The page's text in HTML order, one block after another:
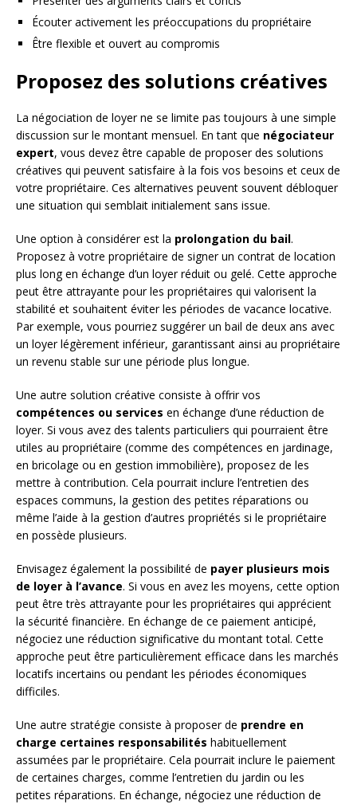
Écouter activement les préoccupations du propriétaire
Être flexible et ouvert au compromis
Proposez des solutions créatives
La négociation de loyer ne se limite pas toujours à une simple
discussion sur le montant mensuel. En tant que négociateur
expert, vous devez être capable de proposer des solutions
créatives qui peuvent satisfaire à la fois vos besoins et ceux de
votre propriétaire. Ces alternatives peuvent souvent débloquer
une situation qui semblait initialement sans issue.
Une option à considérer est la prolongation du bail.
Proposez à votre propriétaire de signer un contrat de location
plus long en échange d’un loyer réduit ou gelé. Cette approche
peut être attrayante pour les propriétaires qui valorisent la
stabilité et souhaitent éviter les périodes de vacance locative.
Par exemple, vous pourriez suggérer un bail de deux ans avec
un loyer légèrement inférieur, garantissant ainsi au propriétaire
un revenu stable sur une période plus longue.
Une autre solution créative consiste à offrir vos
compétences ou services en échange d’une réduction de
loyer. Si vous avez des talents particuliers qui pourraient être
utiles au propriétaire (comme des compétences en jardinage,
en bricolage ou en gestion immobilière), proposez de les
mettre à contribution. Cela pourrait inclure l’entretien des
espaces communs, la gestion des petites réparations ou
même l’aide à la gestion d’autres propriétés si le propriétaire
en possède plusieurs.
Envisagez également la possibilité de payer plusieurs mois
de loyer à l’avance. Si vous en avez les moyens, cette option
peut être très attrayante pour les propriétaires qui apprécient
la sécurité financière. En échange de ce paiement anticipé,
négociez une réduction significative du montant total. Cette
approche peut être particulièrement efficace dans les marchés
locatifs incertains ou pendant les périodes économiques
difficiles.
Une autre stratégie consiste à proposer de prendre en
charge certaines responsabilités habituellement
assumées par le propriétaire. Cela pourrait inclure le paiement
de certaines charges, comme l’entretien du jardin ou les
petites réparations. En échange, négociez une réduction de